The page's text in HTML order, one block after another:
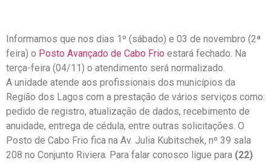
Informamos que nos dias 1º (sábado) e 03 de novembro (2ª
feira) o Posto Avançado de Cabo Frio estará fechado. Na
terça-feira (04/11) o atendimento será normalizado.
A unidade atende aos profissionais dos municípios da
Região dos Lagos com a prestação de vários serviços como:
pedido de registro, atualização de dados, recebimento de
anuidade, entrega de cédula, entre outras solicitações. O
Posto de Cabo Frio fica na Av. Julia Kubitschek, nº 39 sala
208 no Conjunto Riviera. Para falar conosco ligue para (22)